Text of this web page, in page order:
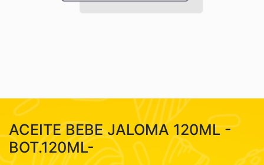
ACEITE BEBE JALOMA 120ML -
BOT.120ML-